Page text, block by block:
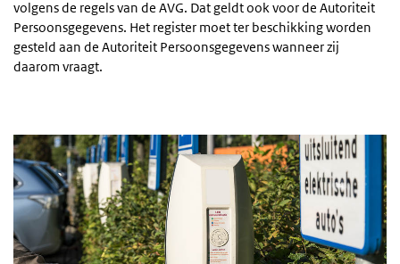
volgens de regels van de AVG. Dat geldt ook voor de Autoriteit
Persoonsgegevens. Het register moet ter beschikking worden
gesteld aan de Autoriteit Persoonsgegevens wanneer zij
daarom vraagt.